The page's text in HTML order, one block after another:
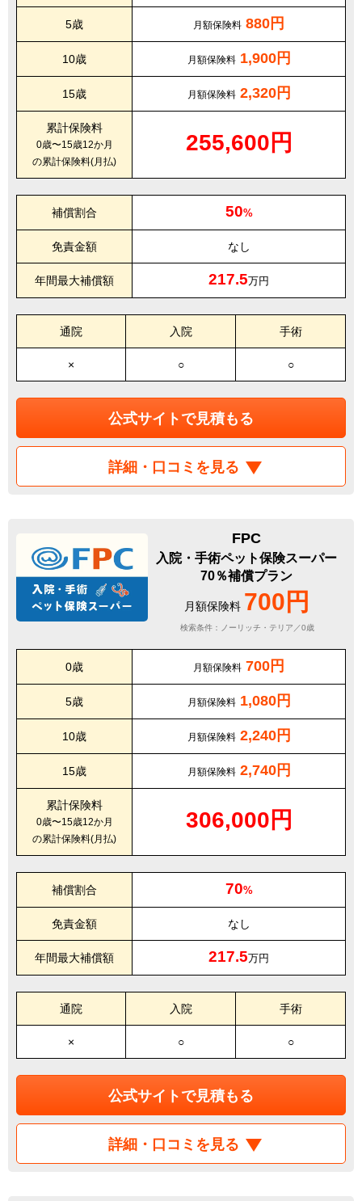
5歳 月額保険料 880円
10歳 月額保険料 1,900円
15歳 月額保険料 2,320円
累計保険料
0歳〜15歳12か月
の累計保険料(月払)
255,600円
補償割合 50%
免責金額 なし
年間最大補償額 217.5万円
通院 入院 手術
× ○ ○
公式サイトで見積もる
詳細・口コミを見る
FPC
入院・手術ペット保険スーパー
70％補償プラン
月額保険料 700円
検索条件：ノーリッチ・テリア／0歳
0歳 月額保険料 700円
5歳 月額保険料 1,080円
10歳 月額保険料 2,240円
15歳 月額保険料 2,740円
累計保険料
0歳〜15歳12か月
の累計保険料(月払)
306,000円
補償割合 70%
免責金額 なし
年間最大補償額 217.5万円
通院 入院 手術
× ○ ○
公式サイトで見積もる
詳細・口コミを見る